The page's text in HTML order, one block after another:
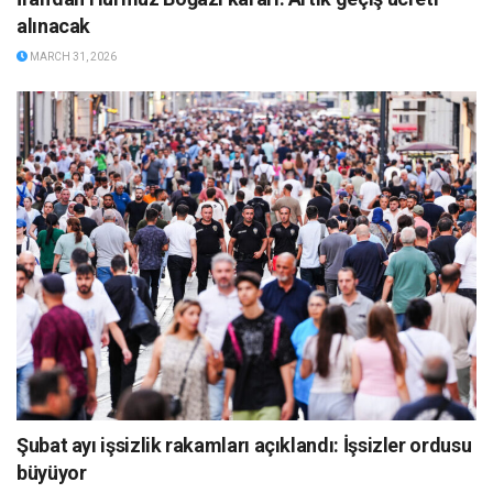
alınacak
MARCH 31, 2026
Şubat ayı işsizlik rakamları açıklandı: İşsizler ordusu
büyüyor